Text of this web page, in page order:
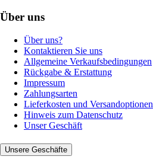
Über uns
Über uns?
Kontaktieren Sie uns
Allgemeine Verkaufsbedingungen
Rückgabe & Erstattung
Impressum
Zahlungsarten
Lieferkosten und Versandoptionen
Hinweis zum Datenschutz
Unser Geschäft
Unsere Geschäfte